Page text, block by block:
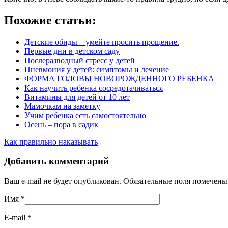
Похожие статьи:
Детские обиды – умейте просить прощение.
Первые дни в детском саду
Послеразводный стресс у детей
Пневмония у детей: симптомы и лечение
ФОРМА ГОЛОВЫ НОВОРОЖДЕННОГО РЕБЕНКА
Как научить ребенка сосредотачиваться
Витамины для детей от 10 лет
Мамочкам на заметку
Учим ребенка есть самостоятельно
Осень – пора в садик
Как правильно наказывать
Добавить комментарий
Ваш e-mail не будет опубликован. Обязательные поля
Имя *
E-mail *